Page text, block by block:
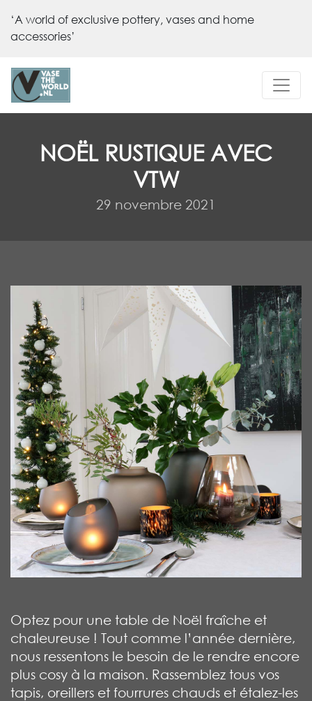
‘A world of exclusive pottery, vases and home
accessories’
NOËL RUSTIQUE AVEC
VTW
29 novembre 2021
Optez pour une table de Noël fraîche et
chaleureuse ! Tout comme l’année dernière,
nous ressentons le besoin de le rendre encore
plus cosy à la maison. Rassemblez tous vos
tapis, oreillers et fourrures chauds et étalez-les